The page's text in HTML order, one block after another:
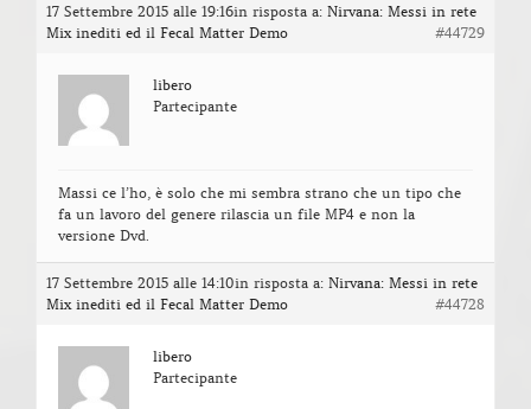
17 Settembre 2015 alle 19:16in risposta a: Nirvana: Messi in rete
Mix inediti ed il Fecal Matter Demo
#44729
libero
Partecipante
Massi ce l’ho, è solo che mi sembra strano che un tipo che
fa un lavoro del genere rilascia un file MP4 e non la
versione Dvd.
17 Settembre 2015 alle 14:10in risposta a: Nirvana: Messi in rete
Mix inediti ed il Fecal Matter Demo
#44728
libero
Partecipante